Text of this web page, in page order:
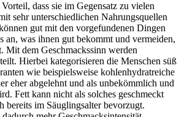
dass sie im Gegensatz zu vielen
sehr unterschiedlichen Nahrungsquellen
gut mit den vorgefundenen Dingen
an, was ihnen gut bekommt und vermeiden,
Mit dem Geschmackssinn werden
Hierbei kategorisieren die Menschen süß
wie beispielsweise kohlenhydratreiche
eher abgelehnt und als unbekömmlich und
Fett kann nicht als solches geschmeckt
bereits im Säuglingsalter bevorzugt.